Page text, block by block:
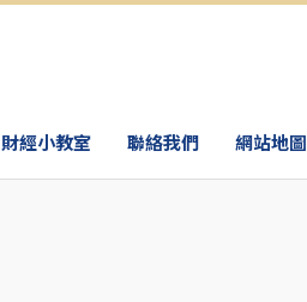
財經小教室 聯絡我們 網站地圖